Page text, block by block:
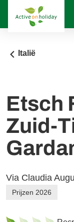
Italië
Etsch
Zuid-
Via Claudia
Prijzen 2026